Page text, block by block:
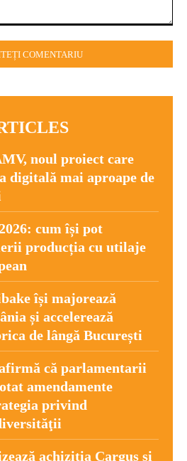
noul proiect care
digitală mai aproape de
cum își pot
producția cu utilaje
își majorează
și accelerează
de lângă București
că parlamentarii
amendamente
privind
achiziția Cargus și